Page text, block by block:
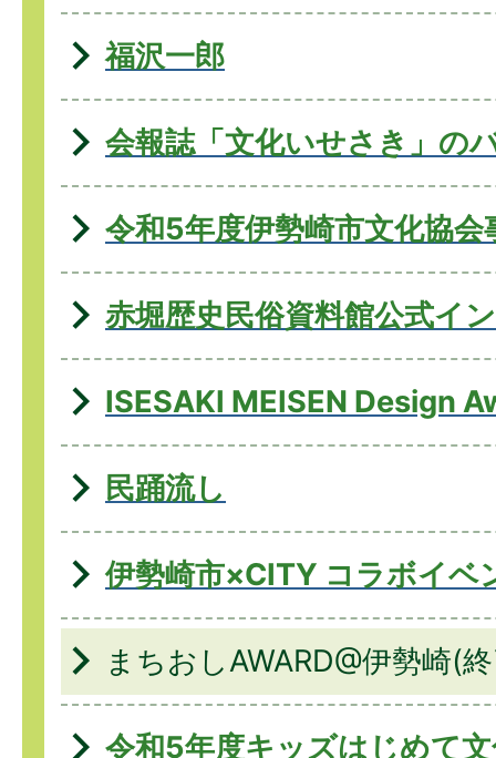
福沢一郎
会報誌「文化いせさき」の
令和5年度伊勢崎市文化協会
赤堀歴史民俗資料館公式イ
ISESAKI MEISEN Design
民踊流し
伊勢崎市×CITY コラボイベ
まちおしAWARD@伊勢崎(
令和5年度キッズはじめて